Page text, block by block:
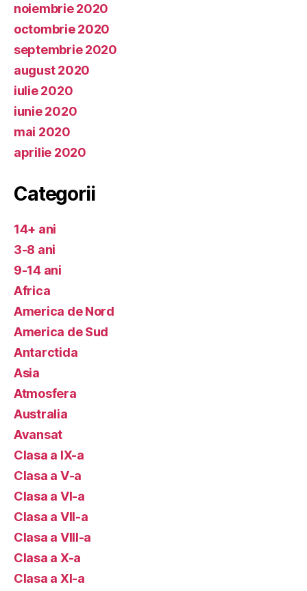
noiembrie 2020
octombrie 2020
septembrie 2020
august 2020
iulie 2020
iunie 2020
mai 2020
aprilie 2020
Categorii
14+ ani
3-8 ani
9-14 ani
Africa
America de Nord
America de Sud
Antarctida
Asia
Atmosfera
Australia
Avansat
Clasa a IX-a
Clasa a V-a
Clasa a VI-a
Clasa a VII-a
Clasa a VIII-a
Clasa a X-a
Clasa a XI-a